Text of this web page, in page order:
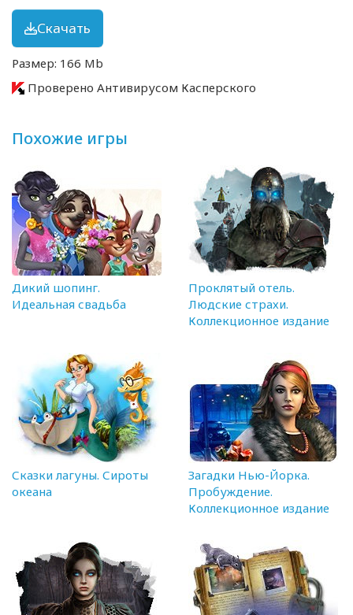
Скачать
Размер: 166 Mb
Проверено Антивирусом Касперского
Похожие игры
Дикий шопинг.
Идеальная свадьба
Проклятый отель.
Людские страхи.
Коллекционное издание
Сказки лагуны. Сироты
океана
Загадки Нью-Йорка.
Пробуждение.
Коллекционное издание